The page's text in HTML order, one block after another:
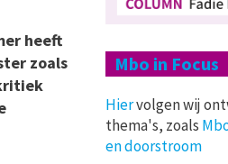
heeft
zoals
Mbo in Focus
Hiervolgen wij
thema's, zoals
en doorstroom